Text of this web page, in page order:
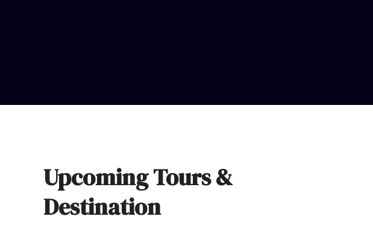
Upcoming Tours &
Destination